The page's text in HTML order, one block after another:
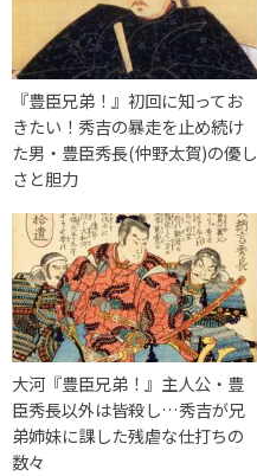
『豊臣兄弟！』初回に知ってお
きたい！秀吉の暴走を止め続け
た男・豊臣秀長(仲野太賀)の優し
さと胆力
大河『豊臣兄弟！』主人公・豊
臣秀長以外は皆殺し…秀吉が兄
弟姉妹に課した残虐な仕打ちの
数々